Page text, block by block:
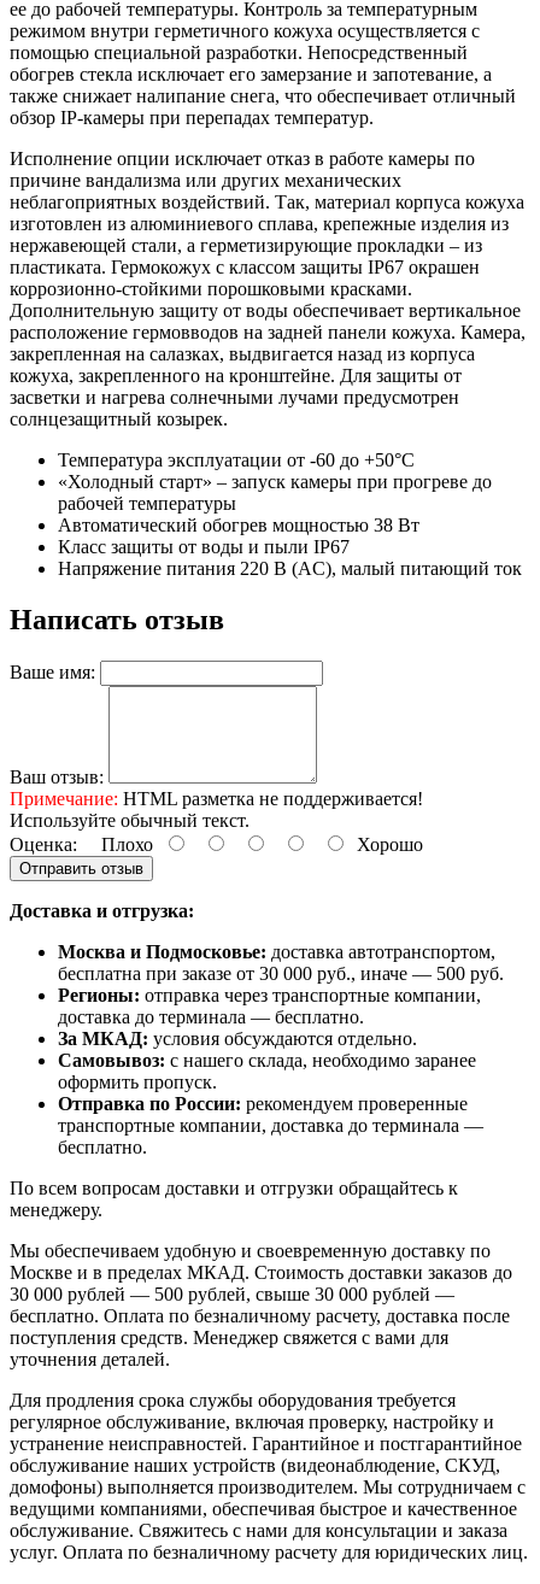
ее до рабочей температуры. Контроль за температурным
режимом внутри герметичного кожуха осуществляется с
помощью специальной разработки. Непосредственный
обогрев стекла исключает его замерзание и запотевание, а
также снижает налипание снега, что обеспечивает отличный
обзор IP-камеры при перепадах температур.
Исполнение опции исключает отказ в работе камеры по
причине вандализма или других механических
неблагоприятных воздействий. Так, материал корпуса кожуха
изготовлен из алюминиевого сплава, крепежные изделия из
нержавеющей стали, а герметизирующие прокладки – из
пластиката. Гермокожух с классом защиты IP67 окрашен
коррозионно-стойкими порошковыми красками.
Дополнительную защиту от воды обеспечивает вертикальное
расположение гермовводов на задней панели кожуха. Камера,
закрепленная на салазках, выдвигается назад из корпуса
кожуха, закрепленного на кронштейне. Для защиты от
засветки и нагрева солнечными лучами предусмотрен
солнцезащитный козырек.
Температура эксплуатации от -60 до +50°С
«Холодный старт» – запуск камеры при прогреве до
рабочей температуры
Автоматический обогрев мощностью 38 Вт
Класс защиты от воды и пыли IP67
Напряжение питания 220 В (AC), малый питающий ток
Написать отзыв
Ваше имя:
Ваш отзыв:
Примечание: HTML разметка не поддерживается!
Используйте обычный текст.
Оценка: Плохо Хорошо
Отправить отзыв
Доставка и отгрузка:
Москва и Подмосковье: доставка автотранспортом,
бесплатна при заказе от 30 000 руб., иначе — 500 руб.
Регионы: отправка через транспортные компании,
доставка до терминала — бесплатно.
За МКАД: условия обсуждаются отдельно.
Самовывоз: с нашего склада, необходимо заранее
оформить пропуск.
Отправка по России: рекомендуем проверенные
транспортные компании, доставка до терминала —
бесплатно.
По всем вопросам доставки и отгрузки обращайтесь к
менеджеру.
Мы обеспечиваем удобную и своевременную доставку по
Москве и в пределах МКАД. Стоимость доставки заказов до
30 000 рублей — 500 рублей, свыше 30 000 рублей —
бесплатно. Оплата по безналичному расчету, доставка после
поступления средств. Менеджер свяжется с вами для
уточнения деталей.
Для продления срока службы оборудования требуется
регулярное обслуживание, включая проверку, настройку и
устранение неисправностей. Гарантийное и постгарантийное
обслуживание наших устройств (видеонаблюдение, СКУД,
домофоны) выполняется производителем. Мы сотрудничаем с
ведущими компаниями, обеспечивая быстрое и качественное
обслуживание. Свяжитесь с нами для консультации и заказа
услуг. Оплата по безналичному расчету для юридических лиц.